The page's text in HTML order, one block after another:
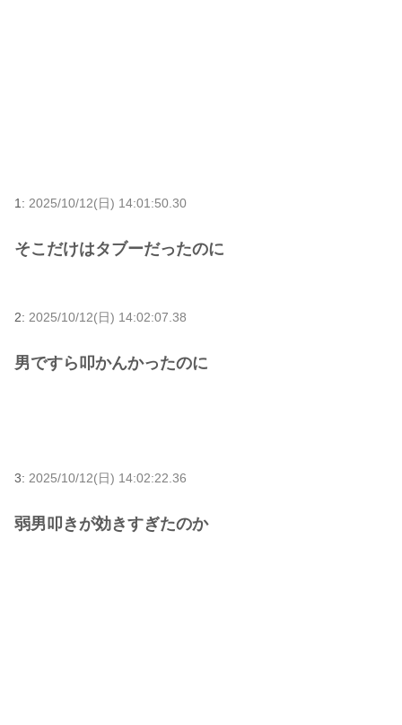
1: 2025/10/12(日) 14:01:50.30
そこだけはタブーだったのに
2: 2025/10/12(日) 14:02:07.38
男ですら叩かんかったのに
3: 2025/10/12(日) 14:02:22.36
弱男叩きが効きすぎたのか